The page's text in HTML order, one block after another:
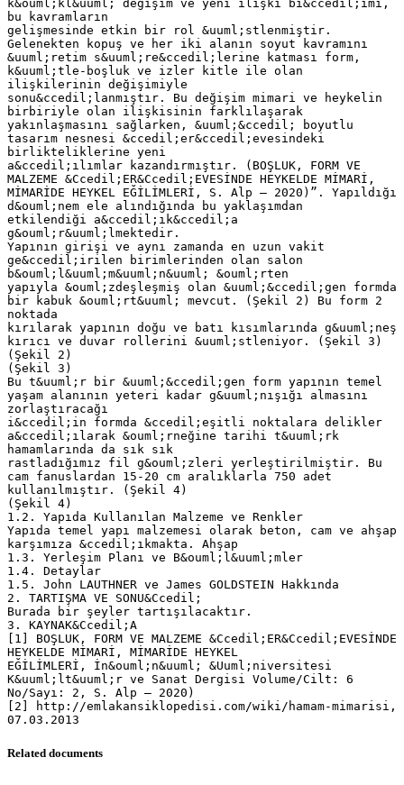
k&ouml;kl&uuml; değişim ve yeni ilişki bi&ccedil;imi,
bu kavramların
gelişmesinde etkin bir rol &uuml;stlenmiştir.
Gelenekten kopuş ve her iki alanın soyut kavramını
&uuml;retim s&uuml;re&ccedil;lerine katması form,
k&uuml;tle-boşluk ve izler kitle ile olan
ilişkilerinin değişimiyle
sonu&ccedil;lanmıştır. Bu değişim mimari ve heykelin
birbiriyle olan ilişkisinin farklılaşarak
yakınlaşmasını sağlarken, &uuml;&ccedil; boyutlu
tasarım nesnesi &ccedil;er&ccedil;evesindeki
birlikteliklerine yeni
a&ccedil;ılımlar kazandırmıştır. (BOŞLUK, FORM VE
MALZEME &Ccedil;ER&Ccedil;EVESİNDE HEYKELDE MİMARİ,
MİMARİDE HEYKEL EĞİLİMLERİ, S. Alp – 2020)”. Yapıldığı
d&ouml;nem ele alındığında bu yaklaşımdan
etkilendiği a&ccedil;ık&ccedil;a
g&ouml;r&uuml;lmektedir.
Yapının girişi ve aynı zamanda en uzun vakit
ge&ccedil;irilen birimlerinden olan salon
b&ouml;l&uuml;m&uuml;n&uuml; &ouml;rten
yapıyla &ouml;zdeşleşmiş olan &uuml;&ccedil;gen formda
bir kabuk &ouml;rt&uuml; mevcut. (Şekil 2) Bu form 2
noktada
kırılarak yapının doğu ve batı kısımlarında g&uuml;neş
kırıcı ve duvar rollerini &uuml;stleniyor. (Şekil 3)
(Şekil 2)
(Şekil 3)
Bu t&uuml;r bir &uuml;&ccedil;gen form yapının temel
yaşam alanının yeteri kadar g&uuml;nışığı almasını
zorlaştıracağı
i&ccedil;in formda &ccedil;eşitli noktalara delikler
a&ccedil;ılarak &ouml;rneğine tarihi t&uuml;rk
hamamlarında da sık sık
rastladığımız fil g&ouml;zleri yerleştirilmiştir. Bu
cam fanuslardan 15-20 cm aralıklarla 750 adet
kullanılmıştır. (Şekil 4)
(Şekil 4)
1.2. Yapıda Kullanılan Malzeme ve Renkler
Yapıda temel yapı malzemesi olarak beton, cam ve ahşap
karşımıza &ccedil;ıkmakta. Ahşap
1.3. Yerleşim Planı ve B&ouml;l&uuml;mler
1.4. Detaylar
1.5. John LAUTHNER ve James GOLDSTEIN Hakkında
2. TARTIŞMA VE SONU&Ccedil;
Burada bir şeyler tartışılacaktır.
3. KAYNAK&Ccedil;A
[1] BOŞLUK, FORM VE MALZEME &Ccedil;ER&Ccedil;EVESİNDE
HEYKELDE MİMARİ, MİMARİDE HEYKEL
EĞİLİMLERİ, İn&ouml;n&uuml; &Uuml;niversitesi
K&uuml;lt&uuml;r ve Sanat Dergisi Volume/Cilt: 6
No/Sayı: 2, S. Alp – 2020)
[2] http://emlakansiklopedisi.com/wiki/hamam-mimarisi,
Related documents